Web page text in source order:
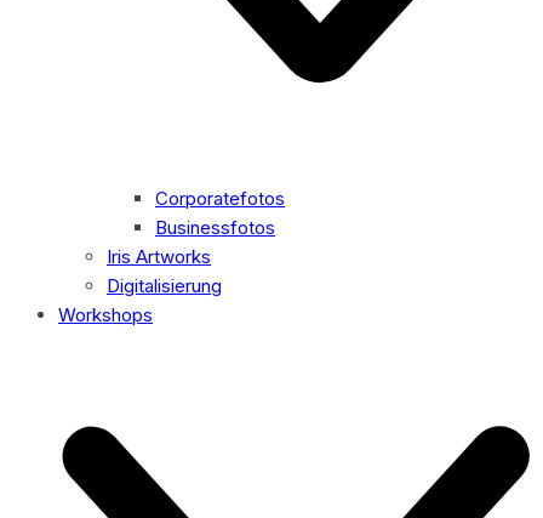
Corporatefotos
Businessfotos
Iris Artworks
Digitalisierung
Workshops